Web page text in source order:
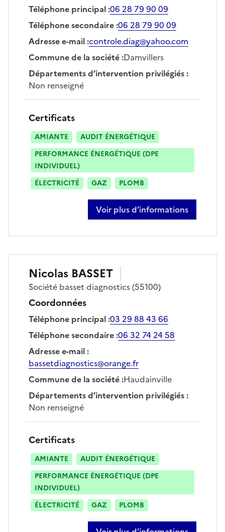
Téléphone principal:06 28 79 90 09
Téléphone secondaire:06 28 79 90 09
Adresse e-mail:controle.diag@yahoo.com
Commune de la société:Damvillers
Départements d’intervention privilégiés:
Non renseigné
Certificats
AMIANTE
AUDIT ÉNERGÉTIQUE
PERFORMANCE ÉNERGÉTIQUE (DPE
INDIVIDUEL)
ÉLECTRICITÉ
GAZ PLOMB
Voir plus d’informations
sur cédric langlet
Nicolas BASSET
Société basset diagnostics(55100)
Coordonnées
Téléphone principal:03 29 88 43 66
Téléphone secondaire:06 32 74 24 58
Adresse e-mail:
bassetdiagnostics@orange.fr
Commune de la société:Haudainville
Départements d’intervention privilégiés:
Non renseigné
Certificats
AMIANTE
AUDIT ÉNERGÉTIQUE
PERFORMANCE ÉNERGÉTIQUE (DPE
INDIVIDUEL)
ÉLECTRICITÉ
GAZ PLOMB